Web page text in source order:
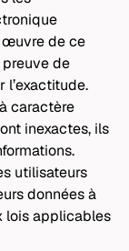
œuvre de ce
de
l’exactitude.
caractère
inexactes, ils
utilisateurs
données à
lois applicables